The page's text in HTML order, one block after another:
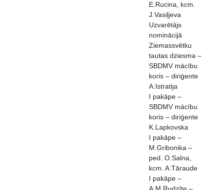
E.Rucina, kcm.
J.Vasiļjeva
Uzvarētājs
nominācijā
Ziemassvētku
tautas dziesma –
SBDMV mācību
koris – diriģente
A.Istratija
I pakāpe –
SBDMV mācību
koris – diriģente
K.Lapkovska
I pakāpe –
M.Gribonika –
ped. O.Salna,
kcm. A.Tāraude
I pakāpe –